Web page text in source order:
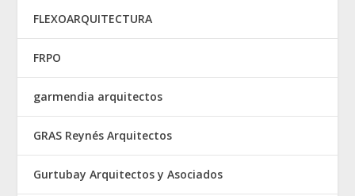
FLEXOARQUITECTURA
FRPO
garmendia arquitectos
GRAS Reynés Arquitectos
Gurtubay Arquitectos y Asociados